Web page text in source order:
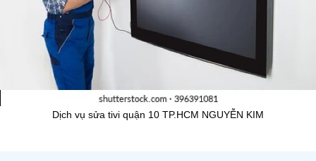
Dịch vụ sửa tivi quận 10 TP.HCM NGUYỄN KIM